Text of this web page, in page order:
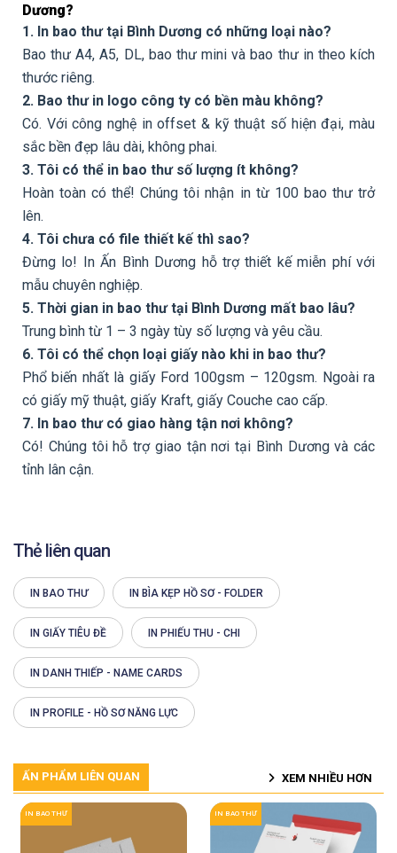
Dương?
1. In bao thư tại Bình Dương có những loại nào?
Bao thư A4, A5, DL, bao thư mini và bao thư in theo kích
thước riêng.
2. Bao thư in logo công ty có bền màu không?
Có. Với công nghệ in offset & kỹ thuật số hiện đại, màu
sắc bền đẹp lâu dài, không phai.
3. Tôi có thể in bao thư số lượng ít không?
Hoàn toàn có thể! Chúng tôi nhận in từ 100 bao thư trở
lên.
4. Tôi chưa có file thiết kế thì sao?
Đừng lo! In Ấn Bình Dương hỗ trợ thiết kế miễn phí với
mẫu chuyên nghiệp.
5. Thời gian in bao thư tại Bình Dương mất bao lâu?
Trung bình từ 1 – 3 ngày tùy số lượng và yêu cầu.
6. Tôi có thể chọn loại giấy nào khi in bao thư?
Phổ biến nhất là giấy Ford 100gsm – 120gsm. Ngoài ra
có giấy mỹ thuật, giấy Kraft, giấy Couche cao cấp.
7. In bao thư có giao hàng tận nơi không?
Có! Chúng tôi hỗ trợ giao tận nơi tại Bình Dương và các
tỉnh lân cận.
Thẻ liên quan
IN BAO THƯ IN BÌA KẸP HỒ SƠ - FOLDER
IN GIẤY TIÊU ĐỀ IN PHIẾU THU - CHI
IN DANH THIẾP - NAME CARDS
IN PROFILE - HỒ SƠ NĂNG LỰC
ẤN PHẨM LIÊN QUAN XEM NHIỀU HƠN
IN BAO THƯ IN BAO THƯ